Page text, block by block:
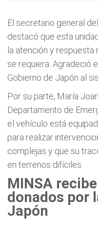
El secretario general
destacó que esta
la atención y respuesta
se requiera. Agradeció
Gobierno de Japón al
Por su parte, María
Departamento de
el vehículo está
para realizar
complejas y que su
en terrenos difíciles.
MINSA
donados por
Japón